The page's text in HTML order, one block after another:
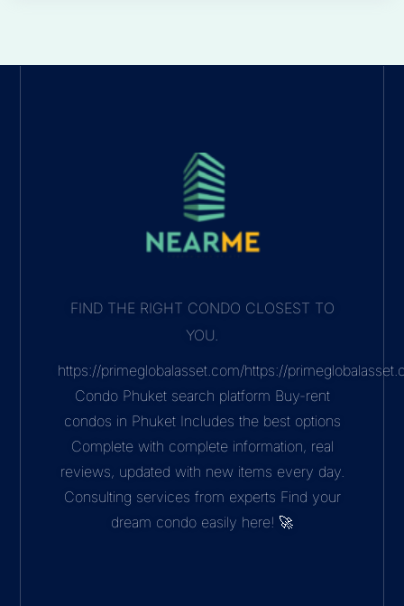
FIND THE RIGHT CONDO CLOSEST TO
YOU.
https://primeglobalasset.com/https://
Condo Phuket search platform Buy-rent
condos in Phuket Includes the best options
Complete with complete information, real
reviews, updated with new items every day.
Consulting services from experts Find your
dream condo easily here! 🚀